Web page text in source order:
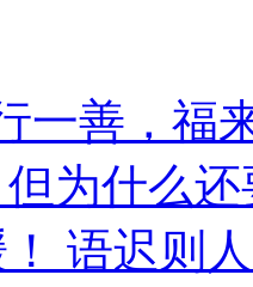
一善，福
为什么还
语迟则